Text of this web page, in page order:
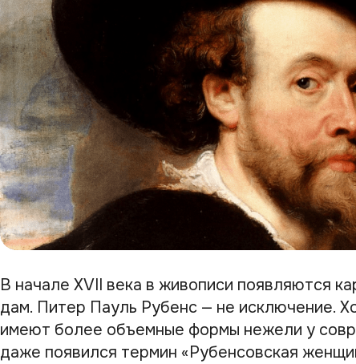
В начале XVII века в живописи появляются
дам. Питер Пауль Рубенс — не исключение.
имеют более объемные формы нежели у
даже появился термин «Рубенсовская